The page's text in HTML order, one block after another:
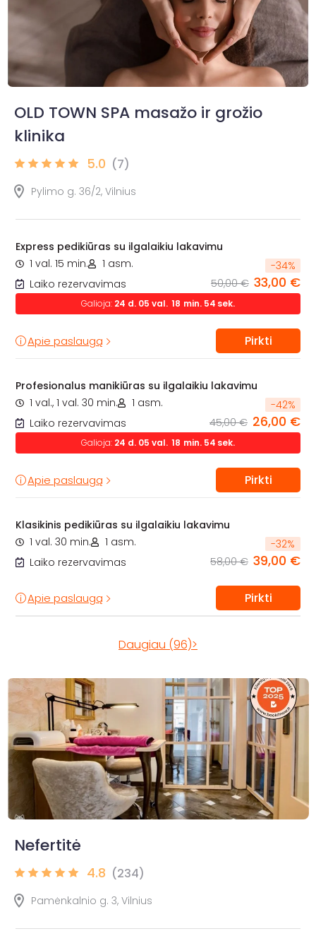
OLD TOWN SPA masažo ir grožio
klinika
5.0 (7)
Pylimo g. 36/2, Vilnius
Express pedikiūras su ilgalaikiu lakavimu
1 val. 15 min.
1 asm.
Laiko rezervavimas
-34%
50,00 € 33,00 €
Galioja: 24 d. 05 val. 18 min. 53 sek.
Apie paslaugą Pirkti
Profesionalus manikiūras su ilgalaikiu lakavimu
1 val., 1 val. 30 min.
1 asm.
Laiko rezervavimas
-42%
45,00 € 26,00 €
Galioja: 24 d. 05 val. 18 min. 53 sek.
Apie paslaugą Pirkti
Klasikinis pedikiūras su ilgalaikiu lakavimu
1 val. 30 min.
1 asm.
Laiko rezervavimas
-32%
58,00 € 39,00 €
Apie paslaugą Pirkti
Daugiau (96)>
Nefertitė
4.8 (234)
Pamėnkalnio g. 3, Vilnius